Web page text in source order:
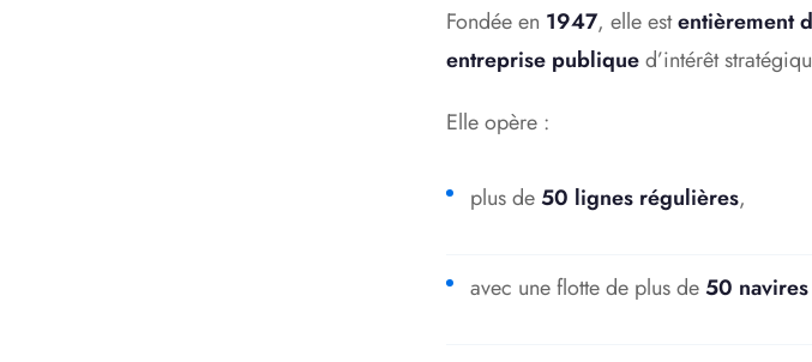
Fondée en 1947, elle estentièrement
entreprise publiqued’intérêt
Elle opère :
plus de 50 lignes régulières,
avec une flotte de plus de 50 navires